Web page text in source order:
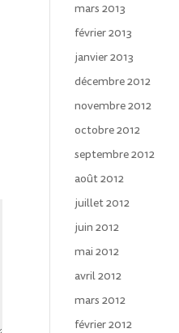
mars 2013
février 2013
janvier 2013
décembre 2012
novembre 2012
octobre 2012
septembre 2012
août 2012
juillet 2012
juin 2012
mai 2012
avril 2012
mars 2012
février 2012